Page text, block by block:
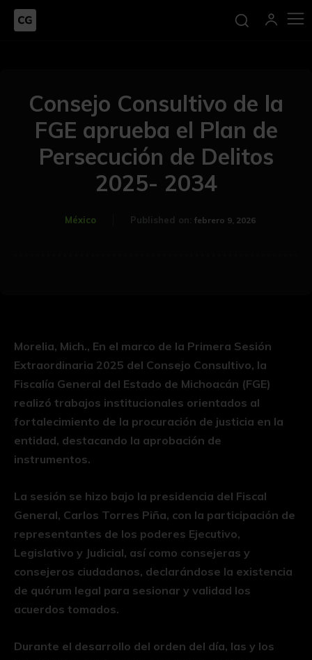
Consejo Consultivo de la
FGE aprueba el Plan de
Persecución de Delitos
2025- 2034
México Published on: febrero 9, 2026
Morelia, Mich., En el marco de la Primera Sesión
Extraordinaria 2025 del Consejo Consultivo, la
Fiscalía General del Estado de Michoacán (FGE)
realizó trabajos institucionales orientados al
fortalecimiento de la procuración de justicia en la
entidad, destacando la aprobación de
instrumentos.
La sesión se hizo bajo la presidencia del Fiscal
General, Carlos Torres Piña, con la participación de
representantes de los poderes Ejecutivo,
Legislativo y Judicial, así como consejeras y
consejeros ciudadanos, declarándose la existencia
de quórum legal para sesionar y validad los
acuerdos tomados.
Durante el desarrollo del orden del día, las y los